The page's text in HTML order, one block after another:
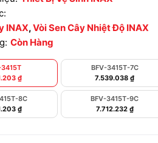
INAX,Vòi Sen Cây Nhiệt Độ INAX
Còn Hàng
₫
BFV-3415T-7C
7.539.038₫
8C
₫
BFV-3415T-9C
7.712.232 ₫